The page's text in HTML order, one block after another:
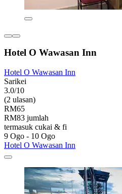
Hotel O Wawasan Inn
Hotel O Wawasan Inn
Sarikei
3.0/10
(2 ulasan)
RM65
RM83 jumlah
termasuk cukai & fi
9 Ogo - 10 Ogo
Hotel O Wawasan Inn